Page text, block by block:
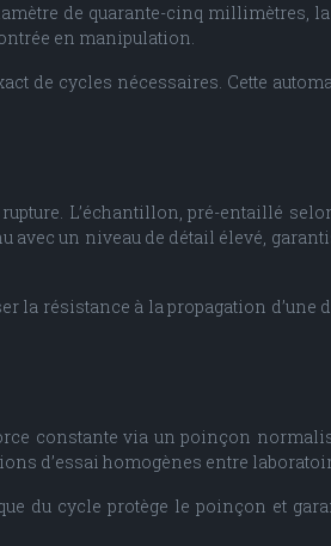
de quarante-cinq millimètres,
en manipulation.
de cycles nécessaires. Cette
L’échantillon, pré-entaillé
avec un niveau de détail élevé,
la résistance à la propagation d’une
constante via un poinçon
d’essai homogènes entre
du cycle protège le poinçon et